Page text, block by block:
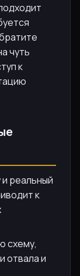
чуть
к
реальный
к
схему,
отвала и